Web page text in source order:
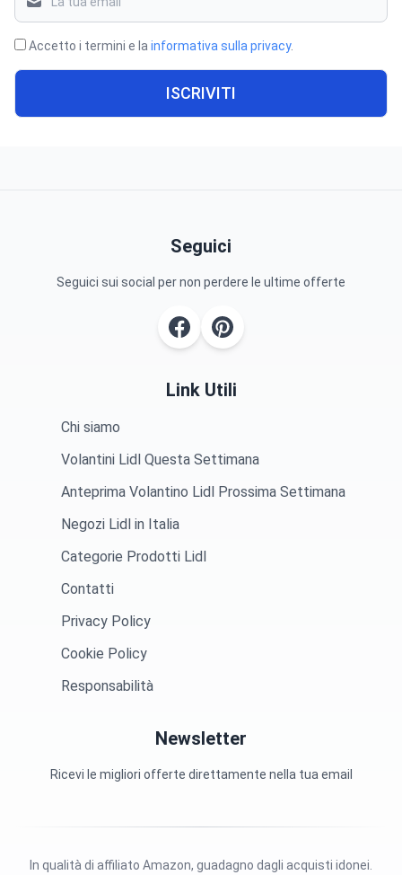
Accetto i termini e la informativa sulla privacy.
ISCRIVITI
Seguici
Seguici sui social per non perdere le ultime offerte
Link Utili
Chi siamo
Volantini Lidl Questa Settimana
Anteprima Volantino Lidl Prossima Settimana
Negozi Lidl in Italia
Categorie Prodotti Lidl
Contatti
Privacy Policy
Cookie Policy
Responsabilità
Newsletter
Ricevi le migliori offerte direttamente nella tua email
In qualità di affiliato Amazon, guadagno dagli acquisti idonei.